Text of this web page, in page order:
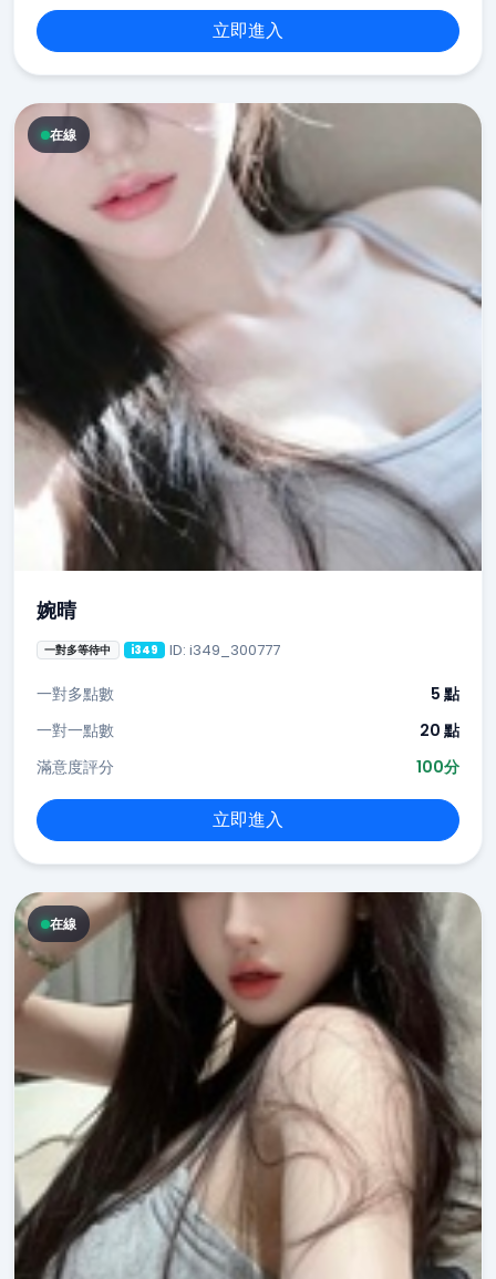
立即進入
在線
婉晴
一對多等待中 i349 ID: i349_300777
一對多點數
5 點
一對一點數
20 點
滿意度評分
100分
立即進入
在線